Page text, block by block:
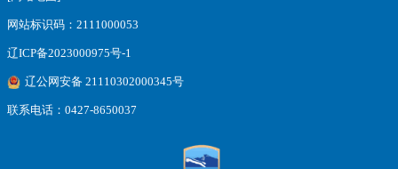
网站标识码：2111000053
辽ICP备2023000975号-1
辽公网安备 21110302000345号
联系电话：0427-8650037